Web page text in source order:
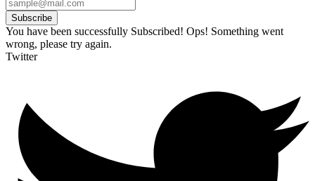
Subscribe
You have been successfully Subscribed! Ops! Something went
wrong, please try again.
Twitter